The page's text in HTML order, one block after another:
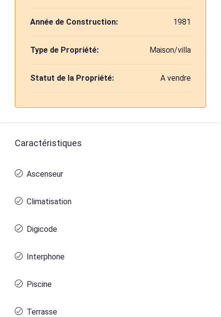
Année de Construction: 1981
Type de Propriété: Maison/villa
Statut de la Propriété: A vendre
Caractéristiques
Ascenseur
Climatisation
Digicode
Interphone
Piscine
Terrasse